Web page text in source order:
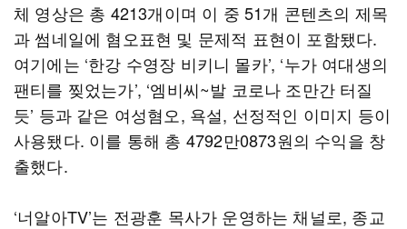
체 영상은 총 4213개이며 이 중 51개 콘텐츠의 제목
과 썸네일에 혐오표현 및 문제적 표현이 포함됐다.
여기에는 ‘한강 수영장 비키니 몰카’, ‘누가 여대생의
팬티를 찢었는가’, ‘엠비씨~발 코로나 조만간 터질
듯’ 등과 같은 여성혐오, 욕설, 선정적인 이미지 등이
사용됐다. 이를 통해 총 4792만0873원의 수익을 창
출했다.
‘너알아TV’는 전광훈 목사가 운영하는 채널로, 종교